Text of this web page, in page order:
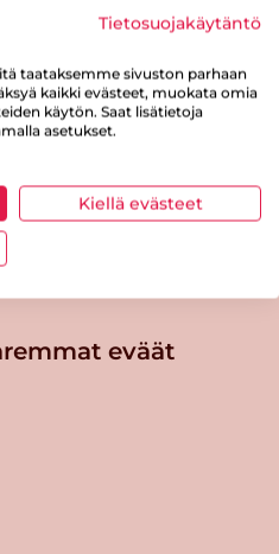
eväät
Tietosuojakäytäntö
taataksemme sivuston parhaan
kaikki evästeet, muokata omia
käytön. Saat lisätietoja
asetukset.
Kiellä evästeet